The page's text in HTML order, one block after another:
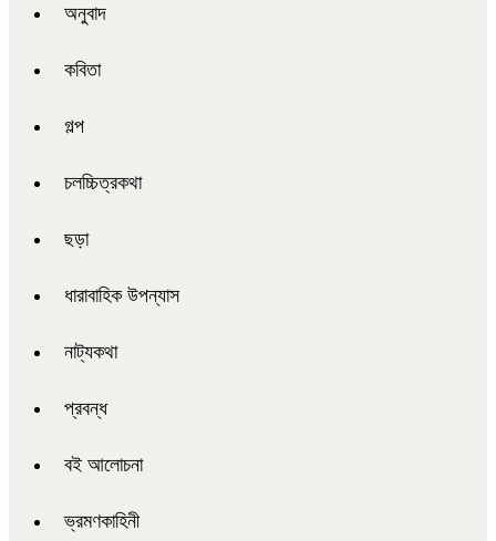
অনুবাদ
কবিতা
গল্প
চলচ্চিত্রকথা
ছড়া
ধারাবাহিক উপন্যাস
নাট্যকথা
প্রবন্ধ
বই আলোচনা
ভ্রমণকাহিনী